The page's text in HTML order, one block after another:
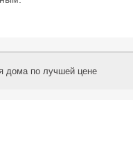
дома по лучшей цене